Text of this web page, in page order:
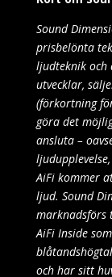
Sound
prisbelönta
ljudteknik och
utvecklar,
(förkortning
göra det
ansluta –
AiFi kommer
ljud. Sound
marknadsförs
AiFi Inside
och har sitt